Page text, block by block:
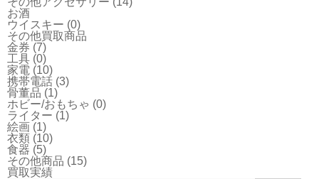
お酒
ウイスキー (0)
その他買取商品
金券 (7)
工具 (0)
家電 (10)
携帯電話 (3)
骨董品 (1)
ホビー/おもちゃ (0)
ライター (1)
絵画 (1)
衣類 (10)
食器 (5)
その他商品 (15)
買取実績